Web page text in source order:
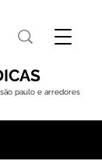
paulo e arredores